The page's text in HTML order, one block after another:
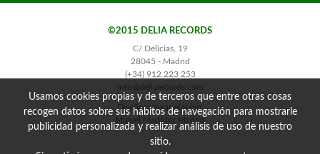
©2015 DELIA RECORDS
C/ Delicias, 19
28045 - Madrid
(+34) 912 223 253
info@deliarecords.com
Diseño y maquetación:
Miguel Martínez Madrid
Usamos cookies propias y de terceros que entre otras cosas
recogen datos sobre sus hábitos de navegación para mostrarle
publicidad personalizada y realizar análisis de uso de nuestro
sitio.